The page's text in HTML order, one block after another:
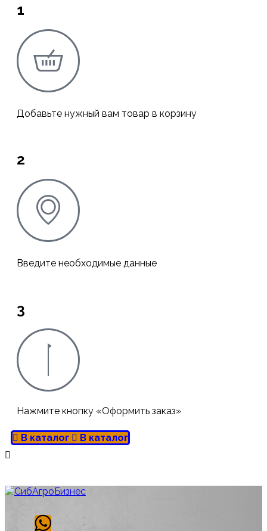
1
Добавьте нужный вам товар в корзину
2
Введите необходимые данные
3
Нажмите кнопку «Оформить заказ»
В каталог В каталог